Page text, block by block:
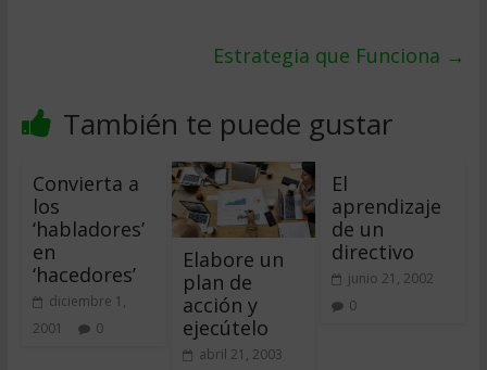
Estrategia que Funciona →
También te puede gustar
Convierta a
los
‘habladores’
en
‘hacedores’
diciembre 1,
2001
0
Elabore un
plan de
acción y
ejecútelo
abril 21, 2003
El
aprendizaje
de un
directivo
junio 21, 2002
0